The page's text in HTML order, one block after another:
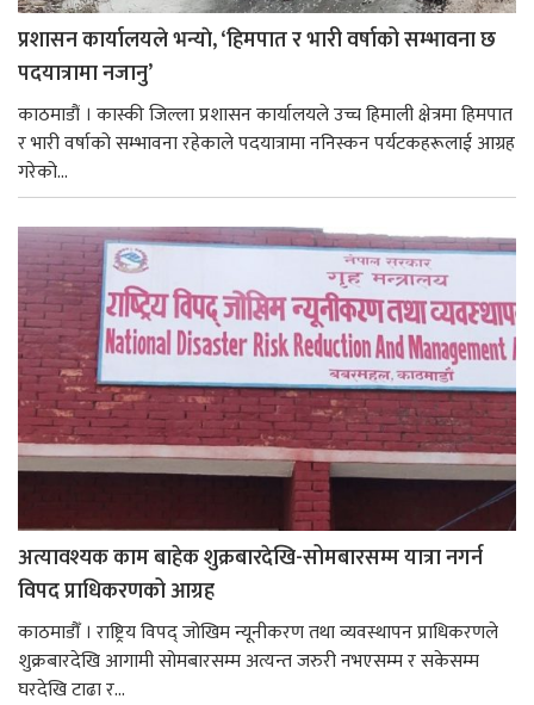
प्रशासन कार्यालयले भन्याे, ‘हिमपात र भारी वर्षाको सम्भावना छ
पदयात्रामा नजानु’
काठमाडौं । कास्की जिल्ला प्रशासन कार्यालयले उच्च हिमाली क्षेत्रमा हिमपात
र भारी वर्षाको सम्भावना रहेकाले पदयात्रामा ननिस्कन पर्यटकहरूलाई आग्रह
गरेको...
अत्यावश्यक काम बाहेक शुक्रबारदेखि-सोमबारसम्म यात्रा नगर्न
विपद प्राधिकरणको आग्रह
काठमाडौँ । राष्ट्रिय विपद् जोखिम न्यूनीकरण तथा व्यवस्थापन प्राधिकरणले
शुक्रबारदेखि आगामी सोमबारसम्म अत्यन्त जरुरी नभएसम्म र सकेसम्म
घरदेखि टाढा र...